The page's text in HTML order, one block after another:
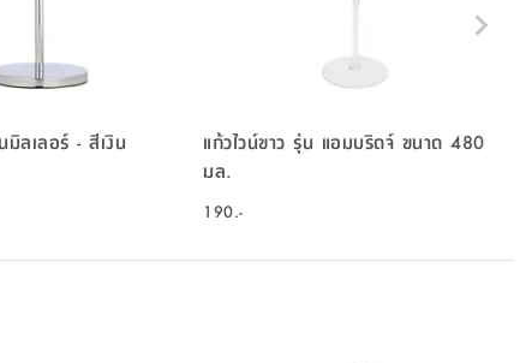
มิลเลอร์ - สีเงิน
แก้วไวน์ขาว รุ่น แอมบริดจ์ ขนาด 480
มล.
190.-